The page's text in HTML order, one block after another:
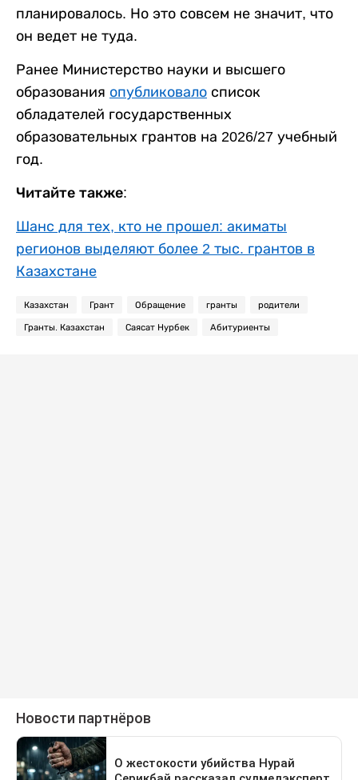
планировалось. Но это совсем не значит, что
он ведет не туда.
Ранее Министерство науки и высшего
образования опубликовало список
обладателей государственных
образовательных грантов на 2026/27 учебный
год.
Читайте также:
Шанс для тех, кто не прошел: акиматы
регионов выделяют более 2 тыс. грантов в
Казахстане
Казахстан Грант Обращение гранты родители
Гранты. Казахстан Саясат Нурбек Абитуриенты